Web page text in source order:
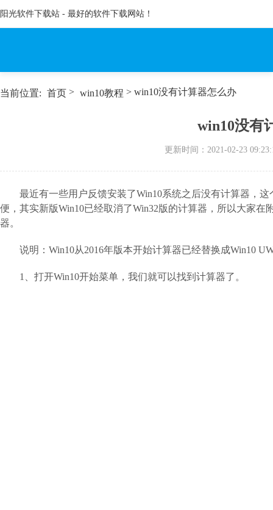
阳光软件下载站 - 最好的软件下载网站！
当前位置: 首页 > win10教程 > win10没有计算器怎么办
win10没有
更新时间： 2021-02-23
最近有一些用户反馈安装了Win10系统之后没有计算器，
便，其实新版Win10已经取消了Win32版的计算器，所以大家
器。
说明：Win10从2016年版本开始计算器已经替换成Win10
1、打开Win10开始菜单，我们就可以找到计算器了。